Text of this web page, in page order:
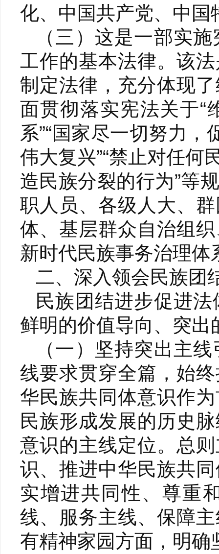
化、中国共产党、中
（三）这是一部实
工作的基本法律。该
制定法律，充分体现
面贯彻落实宪法关于“
系”“国家尽一切努力，
伟大复兴”“禁止对任何
造民族分裂的行为”等
职人员、各级人大、
体、基层群众自治组
新时代民族事务治理
二、深入领会民族团
民族团结进步促进
鲜明的价值导向、突
（一）坚持突出主
线要求贯穿全篇，始
华民族共同体意识作
民族形成发展的历史
意识的主线定位。总
识、推进中华民族共
实增进共同性、尊重
线、服务主线、保障
有精神家园方面，明确